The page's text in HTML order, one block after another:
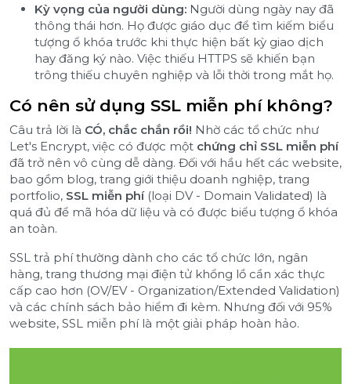
Kỳ vọng của người dùng: Người dùng ngày nay đã
thông thái hơn. Họ được giáo dục để tìm kiếm biểu
tượng ổ khóa trước khi thực hiện bất kỳ giao dịch
hay đăng ký nào. Việc thiếu HTTPS sẽ khiến bạn
trông thiếu chuyên nghiệp và lỗi thời trong mắt họ.
Có nên sử dụng SSL miễn phí không?
Câu trả lời là CÓ, chắc chắn rồi! Nhờ các tổ chức như
Let's Encrypt, việc có được một chứng chỉ SSL miễn phí
đã trở nên vô cùng dễ dàng. Đối với hầu hết các website,
bao gồm blog, trang giới thiệu doanh nghiệp, trang
portfolio, SSL miễn phí(loại DV - Domain Validated) là
quá đủ để mã hóa dữ liệu và có được biểu tượng ổ khóa
an toàn.
SSL trả phí thường dành cho các tổ chức lớn, ngân
hàng, trang thương mại điện tử khổng lồ cần xác thực
cấp cao hơn (OV/EV - Organization/Extended Validation)
và các chính sách bảo hiểm đi kèm. Nhưng đối với 95%
website, SSL miễn phí là một giải pháp hoàn hảo.